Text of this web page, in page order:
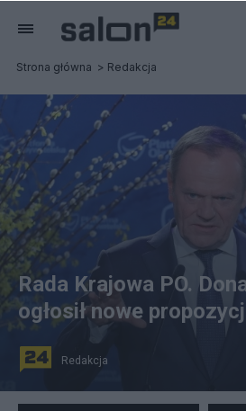
Strona główna Redakcja
fot. PAP/Paweł Supernak
Rada Krajowa PO.
ogłosił nowe
Redakcja